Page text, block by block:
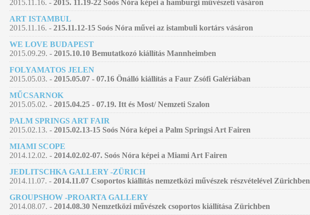
2015.11.16. - 2015. 11.19-22 Soós Nóra képei a hamburgi művészeti vásáron
ART ISTAMBUL
2015.11.16. - 215.11.12-15 Soós Nóra művei az istambuli kortárs vásáron
WE LOVE BUDAPEST
2015.09.29. - 2015.10.10 Bemutatkozó kiállítás Mannheimben
FOLYAMATOS JELEN
2015.05.03. - 2015.05.07 - 07.16 Önálló kiállítás a Faur Zsófi Galériában
MŰCSARNOK
2015.05.02. - 2015.04.25 - 07.19. Itt és Most/ Nemzeti Szalon
PALM SPRINGS ART FAIR
2015.02.13. - 2015.02.13-15 Soós Nóra képei a Palm Springsi Art Fairen
MIAMI SCOPE
2014.12.02. - 2014.02.02-07. Soós Nóra képei a Miami Art Fairen
JEDLITSCHKA GALLERY -ZÜRICH
2014.11.07. - 2014.11.07 Csoportos kiállítás nemzetközi művészek részvételével Zürichben
GROUPSHOW -PROARTA GALLERY
2014.08.07. - 2014.08.30 Nemzetközi művészek csoportos kiállítása Zürichben